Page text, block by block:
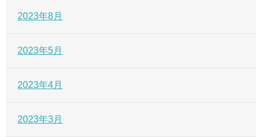
2023年8月
2023年5月
2023年4月
2023年3月